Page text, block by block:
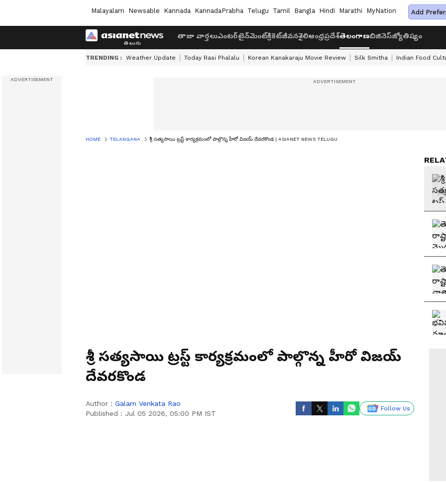
Malayalam Newsable Kannada KannadaPrabha Telugu Tamil Bangla Hindi Marathi MyNation Add
తాజా వార్తలుఎంటర్‌టైన్‌మెంట్క్రికెట్జీవనశైలిఆంధ్రప్రదేశ్తెలంగాణబిజినెస్జ్యోతిష్యం
TRENDING : Weather Update Today Rasi Phalalu Korean Kanakaraju Movie Review Silk Smitha Indian Food
HOME TELANGANA శ్రీ సత్యసాయి ట్రస్ట్ కార్యక్రమంలో పాల్గొన్న హీరో విజయ్ దేవరకొండ | ASIANET NEWS TELUGU
శ్రీ సత్యసాయి ట్రస్ట్ కార్యక్రమంలో పాల్గొన్న హీరో విజయ్
దేవరకొండ
Author : Galam Venkata Rao
Published : Jul 05 2026, 05:00 PM IST
Follow Us